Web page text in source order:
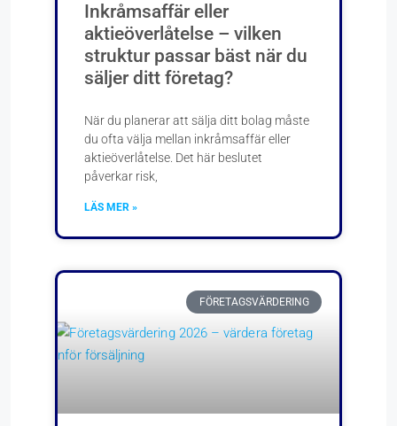
Inkråmsaffär eller
aktieöverlåtelse – vilken
struktur passar bäst när du
säljer ditt företag?
När du planerar att sälja ditt bolag måste
du ofta välja mellan inkråmsaffär eller
aktieöverlåtelse. Det här beslutet
påverkar risk,
LÄS MER »
FÖRETAGSVÄRDERING